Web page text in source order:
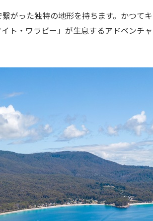
がった独特の地形を持ちます。かつて
ト・ワラビー」が生息するアドベンチ